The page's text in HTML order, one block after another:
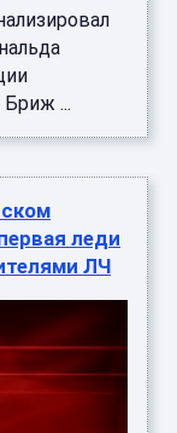
Бриж ...
леди
ЛЧ